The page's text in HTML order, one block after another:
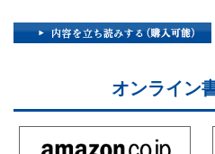
オンライン